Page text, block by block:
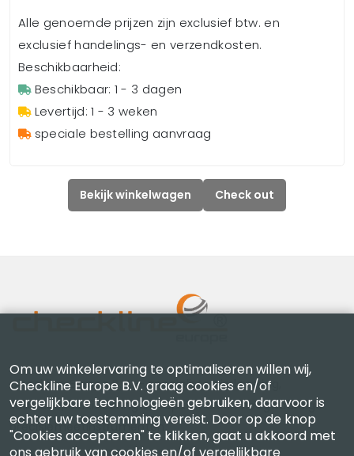
Alle genoemde prijzen zijn exclusief btw. en
exclusief handelings- en verzendkosten.
Beschikbaarheid:
Beschikbaar: 1 - 3 dagen
Levertijd: 1 - 3 weken
speciale bestelling aanvraag
Bekijk winkelwagen Check out
Checkline Europe B.V. — specialisten in levering,
kalibratie, certificering en reparatie van hoogwaardige
precisiemeetinstrumenten.
Om uw winkelervaring te optimaliseren willen wij,
Checkline Europe B.V. graag cookies en/of
vergelijkbare technologieën gebruiken, daarvoor is
echter uw toestemming vereist. Door op de knop
"Cookies accepteren" te klikken, gaat u akkoord met